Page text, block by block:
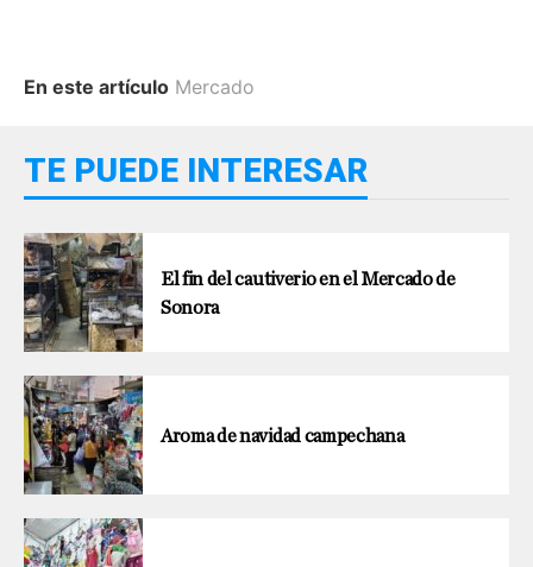
En este artículo Mercado
TE PUEDE INTERESAR
El fin del cautiverio en el Mercado de
Sonora
Aroma de navidad campechana